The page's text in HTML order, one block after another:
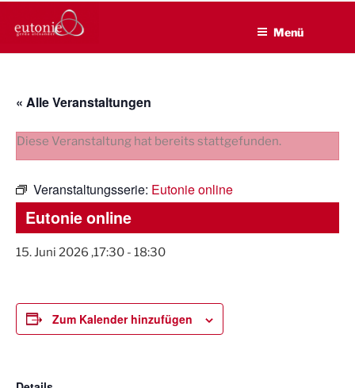
Inhalt
EUTONIE.DE
Lebensbalance durch körperliche Selbsterfahrung
Menü
« Alle Veranstaltungen
Diese Veranstaltung hat bereits stattgefunden.
Veranstaltungsserie: Eutonie online
Eutonie online
15. Juni 2026 ,17:30 - 18:30
Zum Kalender hinzufügen